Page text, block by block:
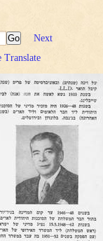
Next
Translate